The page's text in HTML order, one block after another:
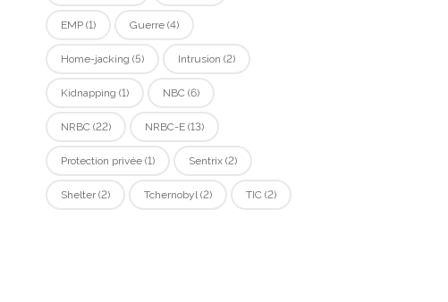
EMP(1) Guerre(4)
Home-jacking (5) Intrusion (2)
Kidnapping (1) NBC(6)
NRBC(22) NRBC-E(13)
Protection privée(1) Sentrix(2)
Shelter(2) Tchernobyl (2) TIC(2)